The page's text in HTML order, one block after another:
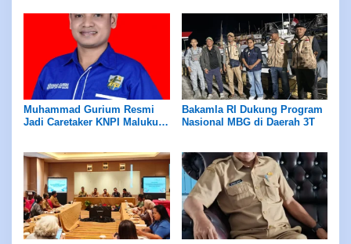
Muhammad Gurium Resmi
Jadi Caretaker KNPI Maluku,
Bakamla RI Dukung Program
Nasional MBG di Daerah 3T